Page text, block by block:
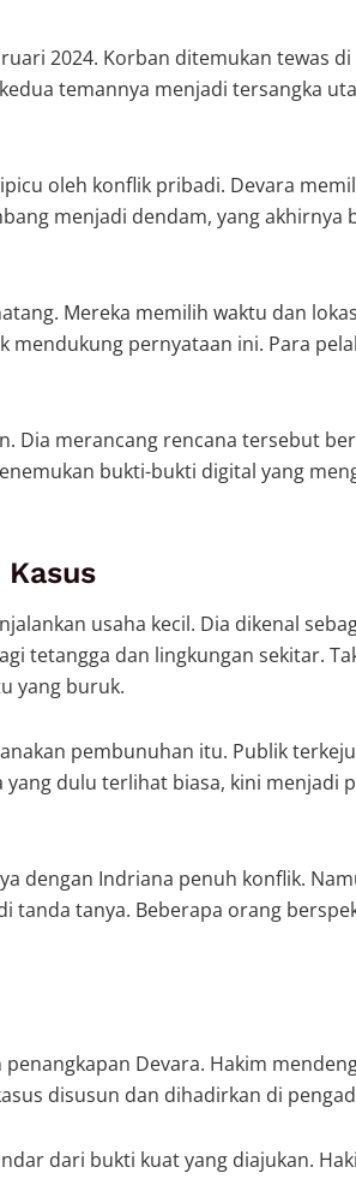
2024. Korban ditemukan tewas di
temannya menjadi tersangka
oleh konflik pribadi. Devara
menjadi dendam, yang akhirnya
Mereka memilih waktu dan
mendukung pernyataan ini. Para
Dia merancang rencana tersebut
bukti-bukti digital yang
usaha kecil. Dia dikenal
tetangga dan lingkungan sekitar.
yang buruk.
pembunuhan itu. Publik
dulu terlihat biasa, kini menjadi
dengan Indriana penuh konflik.
tanda tanya. Beberapa orang
Devara. Hakim
disusun dan dihadirkan di
dari bukti kuat yang diajukan.